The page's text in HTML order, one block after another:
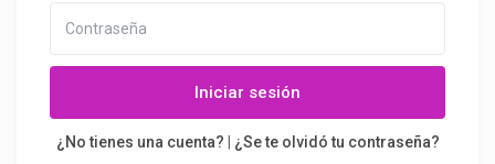
Iniciar sesión
¿No tienes una cuenta? ¿Se te olvidó tu contraseña?